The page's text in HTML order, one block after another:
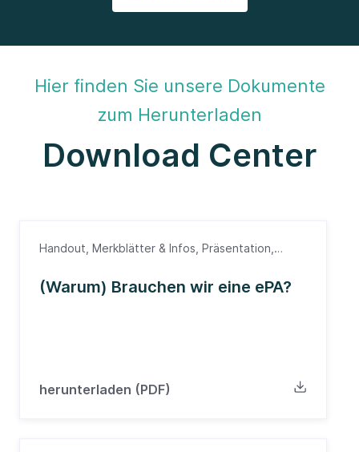
Hier finden Sie unsere Dokumente
zum Herunterladen
Download Center
Handout, Merkblätter & Infos, Präsentation,
(Warum) Brauchen wir eine ePA?
herunterladen (PDF)